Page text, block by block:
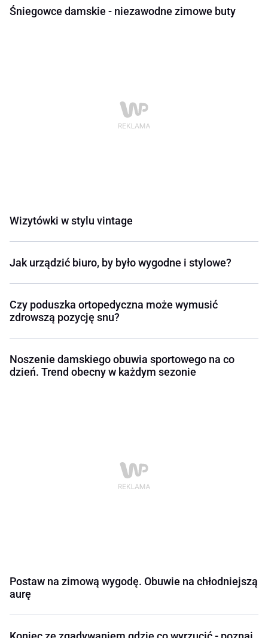
Śniegowce damskie - niezawodne zimowe buty
Wizytówki w stylu vintage
Jak urządzić biuro, by było wygodne i stylowe?
Czy poduszka ortopedyczna może wymusić
zdrowszą pozycję snu?
Noszenie damskiego obuwia sportowego na co
dzień. Trend obecny w każdym sezonie
Postaw na zimową wygodę. Obuwie na chłodniejszą
aurę